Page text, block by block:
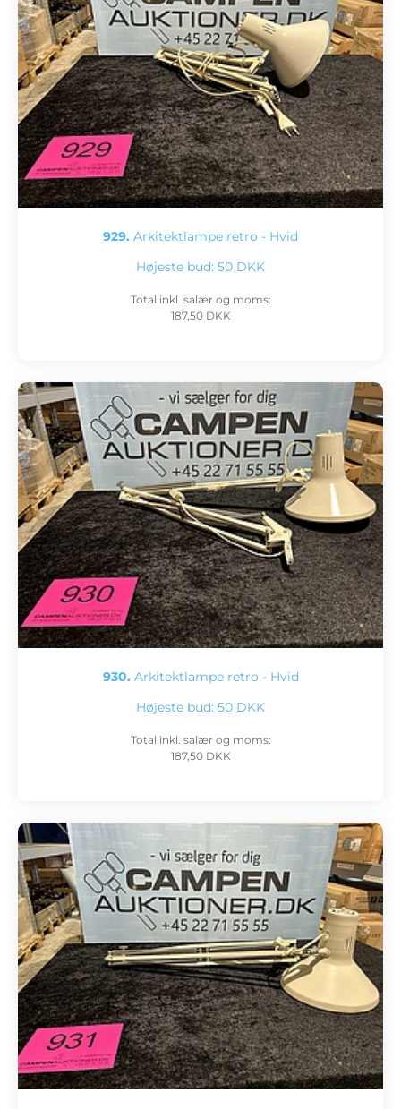
929. Arkitektlampe retro - Hvid
Højeste bud: 50 DKK
Total inkl. salær og moms:
187,50 DKK
930. Arkitektlampe retro - Hvid
Højeste bud: 50 DKK
Total inkl. salær og moms:
187,50 DKK